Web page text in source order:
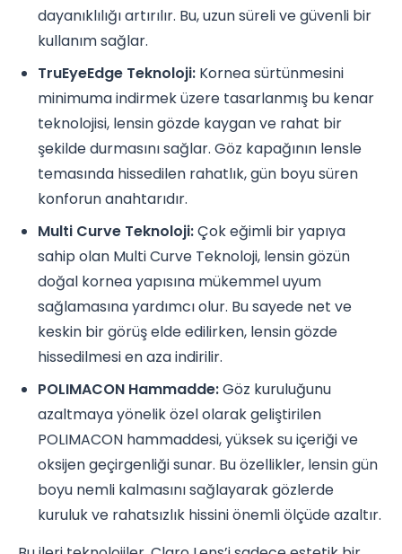
dayanıklılığı artırılır. Bu, uzun süreli ve güvenli bir
kullanım sağlar.
TruEyeEdge Teknoloji: Kornea sürtünmesini
minimuma indirmek üzere tasarlanmış bu kenar
teknolojisi, lensin gözde kaygan ve rahat bir
şekilde durmasını sağlar. Göz kapağının lensle
temasında hissedilen rahatlık, gün boyu süren
konforun anahtarıdır.
Multi Curve Teknoloji:Çok eğimli bir yapıya
sahip olan Multi Curve Teknoloji, lensin gözün
doğal kornea yapısına mükemmel uyum
sağlamasına yardımcı olur. Bu sayede net ve
keskin bir görüş elde edilirken, lensin gözde
hissedilmesi en aza indirilir.
POLIMACON Hammadde:Göz kuruluğunu
azaltmaya yönelik özel olarak geliştirilen
POLIMACON hammaddesi, yüksek su içeriği ve
oksijen geçirgenliği sunar. Bu özellikler, lensin gün
boyu nemli kalmasını sağlayarak gözlerde
kuruluk ve rahatsızlık hissini önemli ölçüde azaltır.